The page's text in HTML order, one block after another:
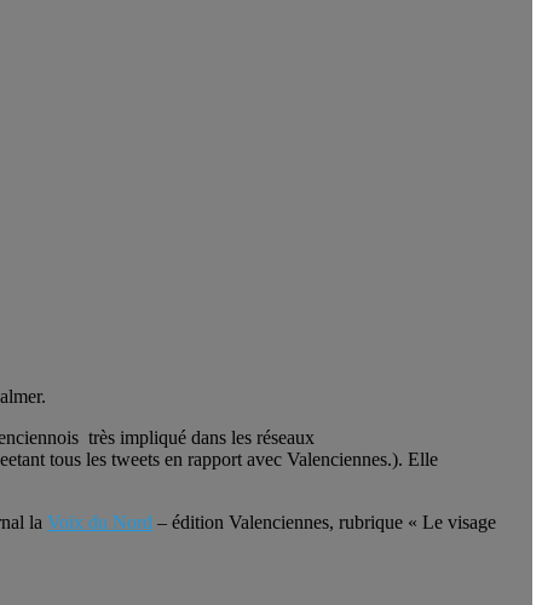
très impliqué dans les réseaux
tous les tweets en rapport avec Valenciennes.). Elle
la Voix du Nord – édition Valenciennes, rubrique « Le visage